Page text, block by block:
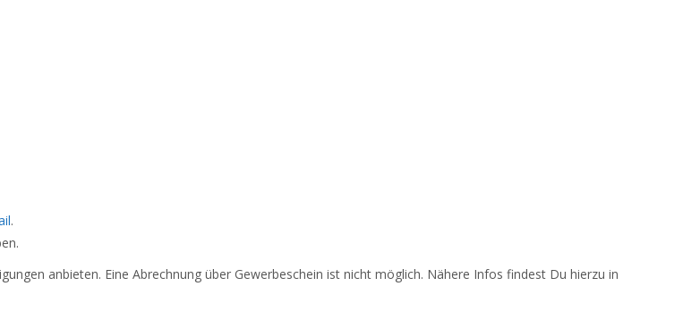
.
anbieten. Eine Abrechnung über Gewerbeschein ist nicht möglich. Nähere Infos findest Du hierzu in